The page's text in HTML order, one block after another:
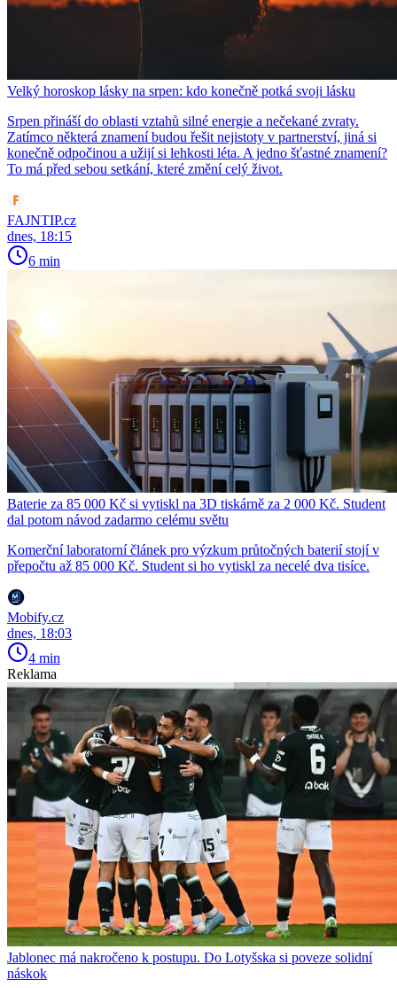
Velký horoskop lásky na srpen: kdo konečně potká svoji lásku
Srpen přináší do oblasti vztahů silné energie a nečekané zvraty.
Zatímco některá znamení budou řešit nejistoty v partnerství, jiná si
konečně odpočinou a užijí si lehkosti léta. A jedno šťastné znamení?
To má před sebou setkání, které změní celý život.
FAJNTIP.cz
dnes, 18:15
6 min
Baterie za 85 000 Kč si vytiskl na 3D tiskárně za 2 000 Kč. Student
dal potom návod zadarmo celému světu
Komerční laboratorní článek pro výzkum průtočných baterií stojí v
přepočtu až 85 000 Kč. Student si ho vytiskl za necelé dva tisíce.
Mobify.cz
dnes, 18:03
4 min
Reklama
Jablonec má nakročeno k postupu. Do Lotyšska si poveze solidní
náskok